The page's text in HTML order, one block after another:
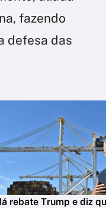
fazendo
defesa das
rebate Trump e diz